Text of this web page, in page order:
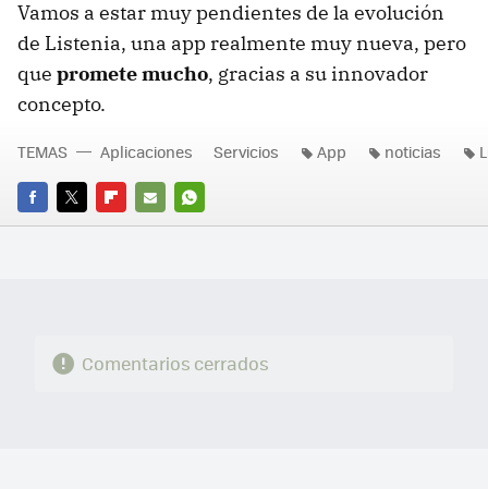
Vamos a estar muy pendientes de la evolución
de Listenia, una app realmente muy nueva, pero
que promete mucho, gracias a su innovador
concepto.
FACEBOOK
TWITTERFLIPBOARD
E-
WHATSAPP
TEMAS Aplicaciones Servicios App noticias
Comentarios cerrados